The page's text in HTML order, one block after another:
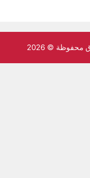
© 2026